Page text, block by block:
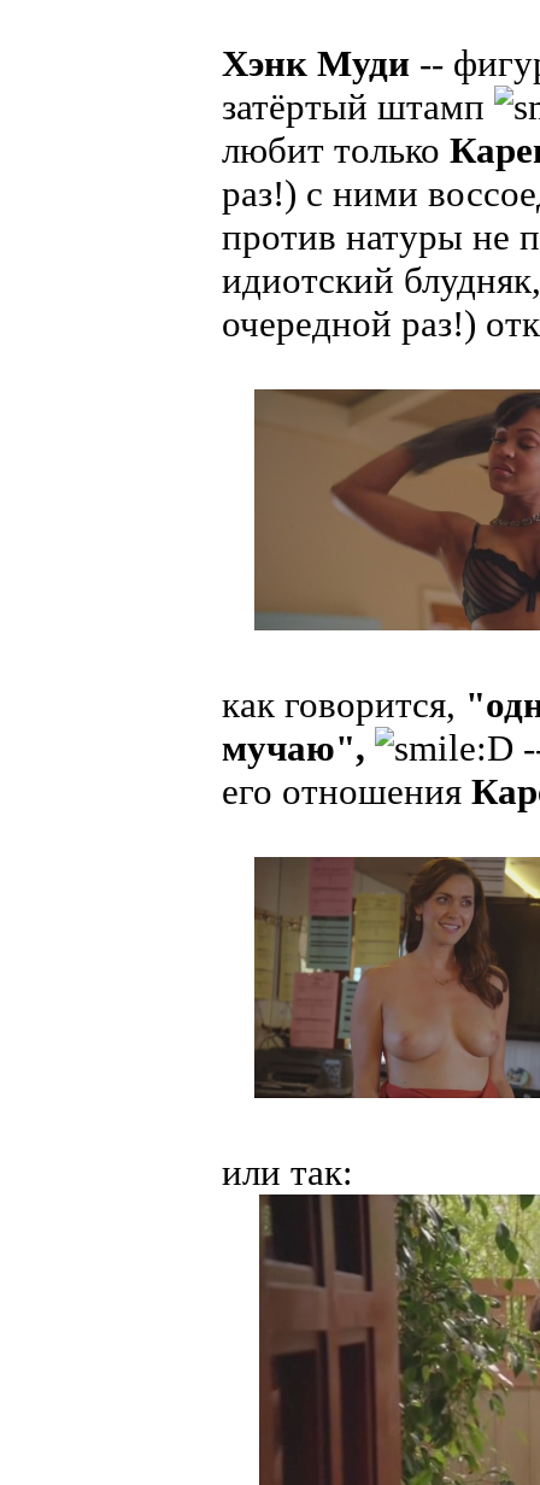
Хэнк Муди --
затёртый штамп
любит только
раз!) с ними
против натуры не
идиотский
очередной раз!)
как говорится,
мучаю",
его отношения
или так: